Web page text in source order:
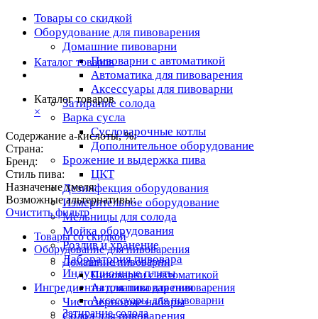
Товары со скидкой
Оборудование для пивоварения
Домашние пивоварни
Пивоварни с автоматикой
Автоматика для пивоварения
Аксессуары для пивоварни
Затирание солода
Варка сусла
Cусловарочные котлы
Дополнительное оборудование
Брожение и выдержка пива
ЦКТ
Дезинфекция оборудования
Измерительное оборудование
Мельницы для солода
Мойка оборудования
Розлив и хранение
Лаборатория пивовара
Индукционные плиты
Ингредиенты для пивоварения
Чистозерновые наборы
Солод для пивоварения
Каталог товаров
Каталог товаров
×
Содержание а-кислоты, %:
Страна:
Бренд:
Стиль пива:
Назначение хмеля:
Возможные альтернативы:
Очистить фильтр
Товары со скидкой
Оборудование для пивоварения
Домашние пивоварни
Пивоварни с автоматикой
Автоматика для пивоварения
Аксессуары для пивоварни
Затирание солода